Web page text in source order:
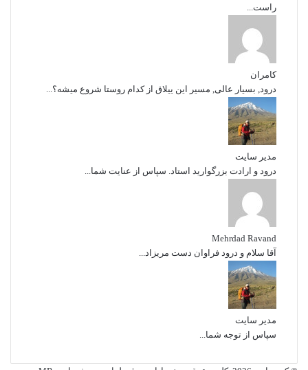
راست...
کامران
درود, بسیار عالی, مسیر این ییلاق از کدام روستا شروع میشه؟...
مدیر سایت
درود و ارادت بزرگوارید استاد. سپاس از عنایت شما...
Mehrdad Ravand
آقا سلام و درود فراوان دست مریزاد...
مدیر سایت
سپاس از توجه شما...